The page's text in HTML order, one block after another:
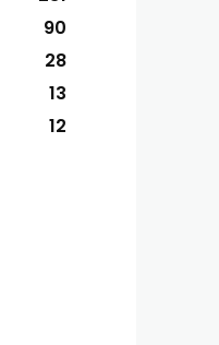
90
28
13
12